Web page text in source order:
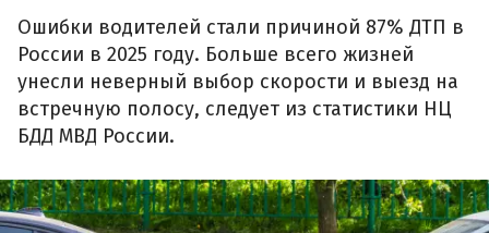
Ошибки водителей стали причиной 87% ДТП в
России в 2025 году. Больше всего жизней
унесли неверный выбор скорости и выезд на
встречную полосу, следует из статистики НЦ
БДД МВД России.